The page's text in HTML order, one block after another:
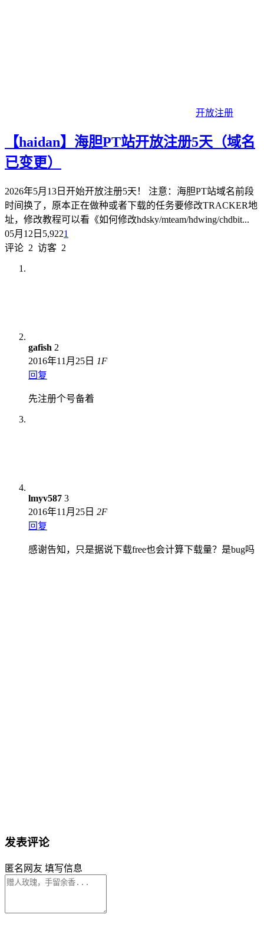
开放注册
【haidan】海胆PT站开放注册5天（域名
已变更）
2026年5月13日开始开放注册5天！ 注意：海胆PT站域名前段
时间换了，原本正在做种或者下载的任务要修改TRACKER地
址，修改教程可以看《如何修改hdsky/mteam/hdwing/chdbit...
05月12日 5,9221
评论 2 访客 2
gafish 2
2016年11月25日 1F
回复
先注册个号备着
lmyv587 3
2016年11月25日 2F
回复
感谢告知，只是据说下载free也会计算下载量？是bug吗
发表评论
匿名网友 填写信息